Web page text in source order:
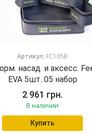
Артикул: FC105B
насад. и аксесс.
EVA 5шт. 05 набор
2 961 грн.
В наличии
Купить